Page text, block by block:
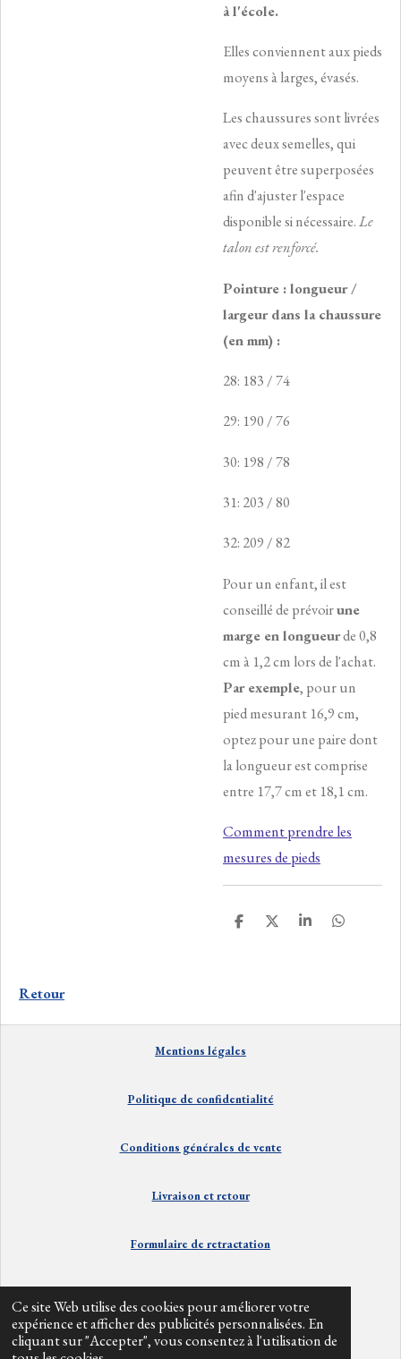
Ce site Web utilise des cookies pour améliorer votre
expérience et afficher des publicités personnalisées. En
cliquant sur "Accepter", vous consentez à l'utilisation de
à l'école.
Elles conviennent aux pieds
moyens à larges, évasés.
Les chaussures sont livrées
avec deux semelles, qui
peuvent être superposées
afin d'ajuster l'espace
disponible si nécessaire.Le
talon est renforcé.
Pointure : longueur /
largeur dans la chaussure
(en mm) :
28: 183 / 74
29: 190 / 76
30: 198 / 78
31: 203 / 80
32: 209 / 82
Pour un enfant, il est
conseillé de prévoirune
marge en longueurde 0,8
cm à 1,2 cm lors de l'achat.
Par exemple, pour un
pied mesurant 16,9 cm,
optez pour une paire dont
la longueur est comprise
entre 17,7 cm et 18,1 cm.
Comment prendre les
mesures de pieds
P
P
P
P
Retour
Mentions légales
Politique de confidentialité
Conditions générales de vente
Livraison etretour
Formulaire de retractation
Info divers